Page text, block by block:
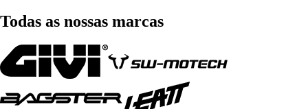
Todas as nossas marcas